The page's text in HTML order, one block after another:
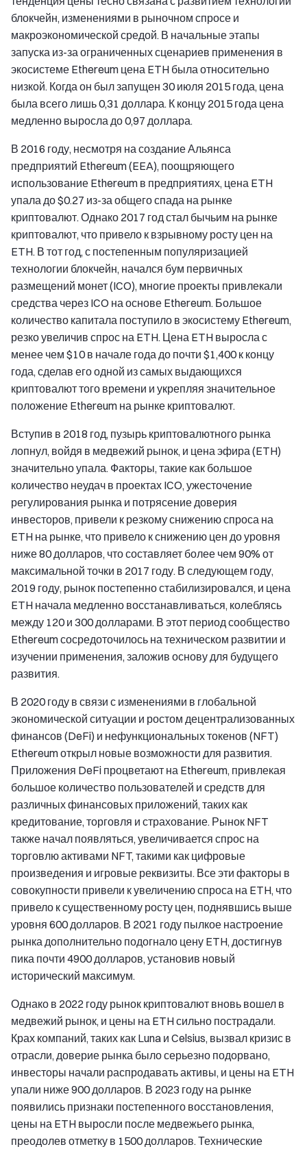
блокчейн, изменениями в рыночном спросе и
макроэкономической средой. В начальные этапы
запуска из-за ограниченных сценариев применения в
экосистеме Ethereum цена ETH была относительно
низкой. Когда он был запущен 30 июля 2015 года, цена
была всего лишь 0,31 доллара. К концу 2015 года цена
медленно выросла до 0,97 доллара.
В 2016 году, несмотря на создание Альянса
предприятий Ethereum (EEA), поощряющего
использование Ethereum в предприятиях, цена ETH
упала до $0.27 из-за общего спада на рынке
криптовалют. Однако 2017 год стал бычьим на рынке
криптовалют, что привело к взрывному росту цен на
ETH. В тот год, с постепенным популяризацией
технологии блокчейн, начался бум первичных
размещений монет (ICO), многие проекты привлекали
средства через ICO на основе Ethereum. Большое
количество капитала поступило в экосистему Ethereum,
резко увеличив спрос на ETH. Цена ETH выросла с
менее чем $10 в начале года до почти $1,400 к концу
года, сделав его одной из самых выдающихся
криптовалют того времени и укрепляя значительное
положение Ethereum на рынке криптовалют.
Вступив в 2018 год, пузырь криптовалютного рынка
лопнул, войдя в медвежий рынок, и цена эфира (ETH)
значительно упала. Факторы, такие как большое
количество неудач в проектах ICO, ужесточение
регулирования рынка и потрясение доверия
инвесторов, привели к резкому снижению спроса на
ETH на рынке, что привело к снижению цен до уровня
ниже 80 долларов, что составляет более чем 90% от
максимальной точки в 2017 году. В следующем году,
2019 году, рынок постепенно стабилизировался, и цена
ETH начала медленно восстанавливаться, колеблясь
между 120 и 300 долларами. В этот период сообщество
Ethereum сосредоточилось на техническом развитии и
изучении применения, заложив основу для будущего
развития.
В 2020 году в связи с изменениями в глобальной
экономической ситуации и ростом децентрализованных
финансов (DeFi) и нефункциональных токенов (NFT)
Ethereum открыл новые возможности для развития.
Приложения DeFi процветают на Ethereum, привлекая
большое количество пользователей и средств для
различных финансовых приложений, таких как
кредитование, торговля и страхование. Рынок NFT
также начал появляться, увеличивается спрос на
торговлю активами NFT, такими как цифровые
произведения и игровые реквизиты. Все эти факторы в
совокупности привели к увеличению спроса на ETH, что
привело к существенному росту цен, поднявшись выше
уровня 600 долларов. В 2021 году пылкое настроение
рынка дополнительно подогнало цену ETH, достигнув
пика почти 4900 долларов, установив новый
исторический максимум.
Однако в 2022 году рынок криптовалют вновь вошел в
медвежий рынок, и цены на ETH сильно пострадали.
Крах компаний, таких как Luna и Celsius, вызвал кризис в
отрасли, доверие рынка было серьезно подорвано,
инвесторы начали распродавать активы, и цены на ETH
упали ниже 900 долларов. В 2023 году на рынке
появились признаки постепенного восстановления,
цены на ETH выросли после медвежьего рынка,
преодолев отметку в 1500 долларов. Технические